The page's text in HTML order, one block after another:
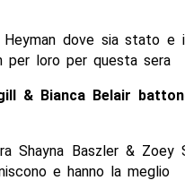
dove sia stato e
loro per questa sera
& Bianca Belair
Shayna Baszler &
e hanno la meglio